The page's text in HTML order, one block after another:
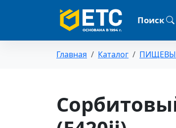
Поиск
Главная Каталог